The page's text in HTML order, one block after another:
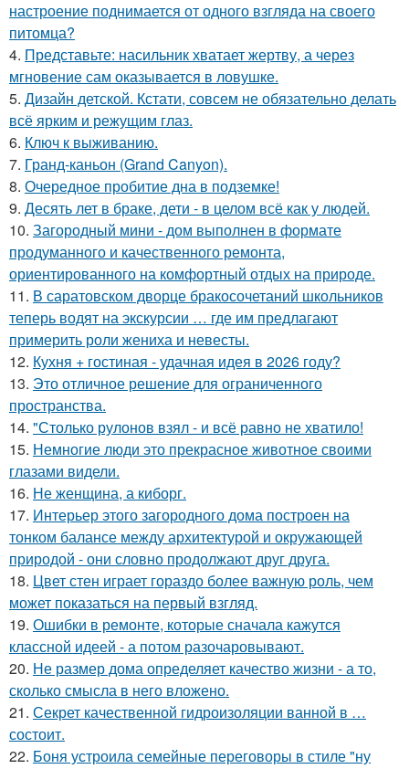
настроение поднимается от одного взгляда на своего
питомца?
4. Представьте: насильник хватает жертву, а через
мгновение сам оказывается в ловушке.
5. Дизайн детской. Кстати, совсем не обязательно делать
всё ярким и режущим глаз.
6. Ключ к выживанию.
7. Гранд-каньон (Grand Canyon).
8. Очередное пробитие дна в подземке!
9. Десять лет в браке, дети - в целом всё как у людей.
10. Загородный мини - дом выполнен в формате
продуманного и качественного ремонта,
ориентированного на комфортный отдых на природе.
11. В саратовском дворце бракосочетаний школьников
теперь водят на экскурсии … где им предлагают
примерить роли жениха и невесты.
12. Кухня + гостиная - удачная идея в 2026 году?
13. Это отличное решение для ограниченного
пространства.
14. "Столько рулонов взял - и всё равно не хватило!
15. Немногие люди это прекрасное животное своими
глазами видели.
16. Не женщина, а киборг.
17. Интерьер этого загородного дома построен на
тонком балансе между архитектурой и окружающей
природой - они словно продолжают друг друга.
18. Цвет стен играет гораздо более важную роль, чем
может показаться на первый взгляд.
19. Ошибки в ремонте, которые сначала кажутся
классной идеей - а потом разочаровывают.
20. Не размер дома определяет качество жизни - а то,
сколько смысла в него вложено.
21. Секрет качественной гидроизоляции ванной в …
состоит.
22. Боня устроила семейные переговоры в стиле "ну